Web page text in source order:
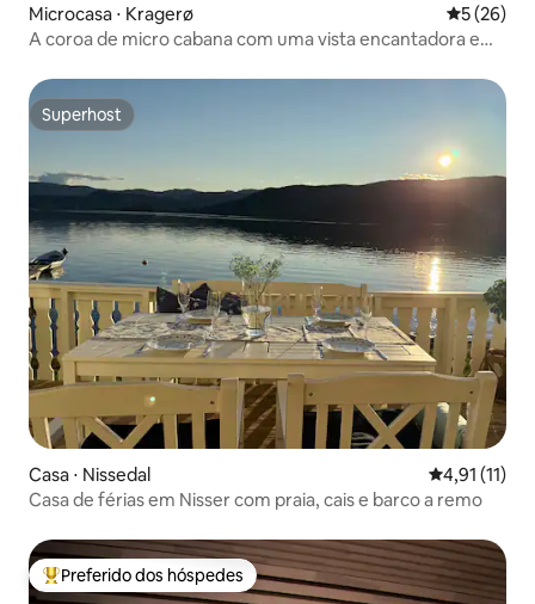
Microcasa ⋅ Kragerø 5 de uma
5 (26)
A coroa de micro cabana com uma vista encantadora e
Superhost
Superhost
Casa ⋅ Nissedal 4,91 de uma
4,91 (11)
Casa de férias em Nisser com praia, cais e barco a remo
Entre os melhores preferidos dos hóspedes
Preferido dos hóspedes